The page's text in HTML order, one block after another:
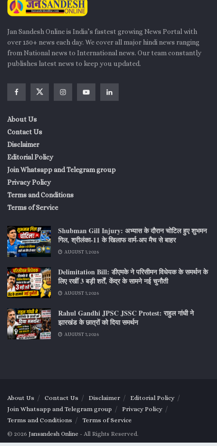
Jan Sandesh Online is India’s fastest growing News Portal with
over 150+ news each day. We cover all major hindi news ranging
from National news to International news. Our team constantly
publishes latest news to keep you updated.
About Us
Contact Us
Disclaimer
Editorial Policy
Join Whatsapp and Telegram group
Privacy Policy
Terms and Conditions
Terms of Service
Shubman Gill Injury: अभ्यास के दौरान चोटिल हुए शुभमन
गिल, श्रीलंका-11 के खिलाफ वार्म-अप मैच से बाहर
AUGUST 7, 2026
Delimitation Bill: डीएमके ने परिसीमन विधेयक के समर्थन के
लिए रखीं 3 बड़ी शर्तें, केंद्र के सामने नई चुनौती
AUGUST 7, 2026
Rahul Gandhi JPSC JSSC Protest: राहुल गांधी ने
झारखंड के छात्रों को दिया समर्थन
AUGUST 7, 2026
About Us Contact Us Disclaimer
Editorial Policy
Join Whatsapp and Telegram group
Privacy Policy
Terms and Conditions
Terms of Service
© 2026 Jansandesh Online - All Rights Reserved.